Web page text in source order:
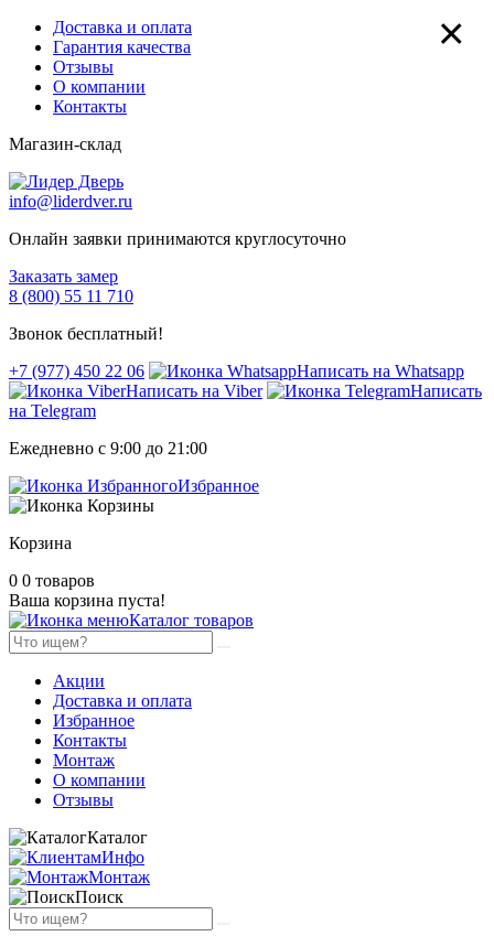
Доставка и оплата
Гарантия качества
Отзывы
О компании
Контакты
Магазин-склад
info@liderdver.ru
Онлайн заявки принимаются круглосуточно
Заказать замер
8 (800) 55 11 710
Звонок бесплатный!
+7 (977) 450 22 06
Написать на Whatsapp
Написать на Viber
Написать
на Telegram
Ежедневно с 9:00 до 21:00
Избранное
Корзина
0 0 товаров
Ваша корзина пуста!
Каталог товаров
Акции
Доставка и оплата
Избранное
Контакты
Монтаж
О компании
Отзывы
Каталог
Инфо
Монтаж
Поиск
×